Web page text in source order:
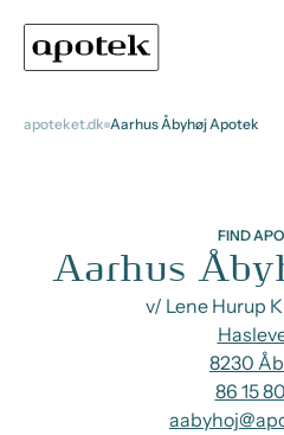
apoteket.dk Aarhus Åbyhøj Apotek
FIND
Aarhus
v/ Lene Hurup
8230
86 15